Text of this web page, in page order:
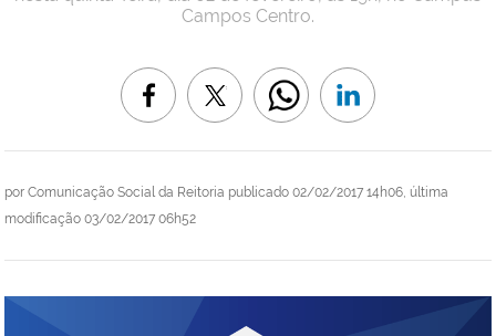
por Comunicação Social da Reitoria publicado 02/02/2017 14h06, última
modificação 03/02/2017 06h52
Campos Centro.